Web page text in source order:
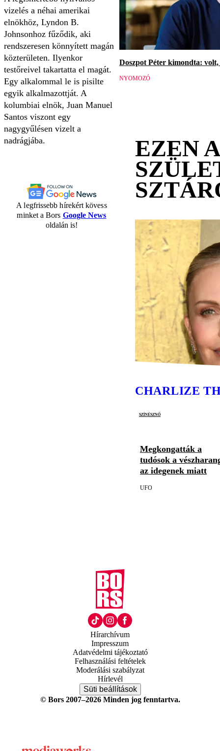
vizelés a néhai amerikai
elnökhöz, Lyndon B.
Johnsonhoz fűződik, aki
rendszeresen könnyített magán
közterületen. Ilyenkor
testőreivel takartatta el magát.
Egy alkalommal le is pisilte
egyik alkalmazottját. A
kolumbiai elnök, Juan Manuel
Santos viszont egy
nagygyűlésen vizelt a
nadrágjába.
A legfrissebb hírekért kövess
minket a Bors Google News
oldalán is!
Doszpot Péter kimondta:
NYOMOZÓ
EZEN
CHARLIZE
színésznő
Megkongatták a
tudósok a
az idegenek miatt
UFO
Hírarchívum
Impresszum
Adatvédelmi tájékoztató
Felhasználási feltételek
Moderálási szabályzat
Hírlevél
Süti beállítások
© Bors 2007–2026 Minden jog fenntartva.